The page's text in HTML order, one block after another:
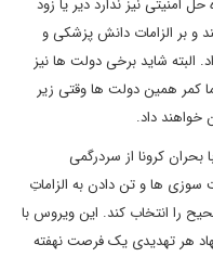
امنیتی نیز ندارد دیر یا زود
و بر الزامات دانش پزشکی و
البته شاید برخی دولت ها نیز
کمر همین دولت ها وقتی زیر
داد.
بحران کرونا از سردرگمی
سوزی ها و تن دادن به الزاماتِ
را انتخاب کند. این ویروس با
هر تهدیدی یک فرصت نهفته